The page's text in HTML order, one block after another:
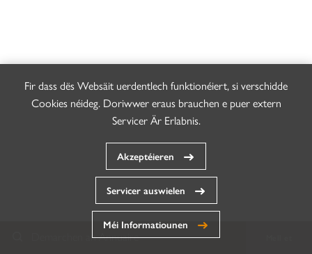
Demarchen an Annuaire
Fir dass dës Websäit uerdentlech funktionéiert, si verschidde
Cookies néideg. Doriwwer eraus brauchen e puer extern
Servicer Är Erlabnis.
Akzeptéieren
Servicer auswielen
Méi Informatiounen